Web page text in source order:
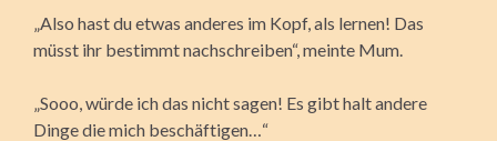
„Also hast du etwas anderes im Kopf, als lernen! Das
müsst ihr bestimmt nachschreiben“, meinte Mum.
„Sooo, würde ich das nicht sagen! Es gibt halt andere
Dinge die mich beschäftigen…“